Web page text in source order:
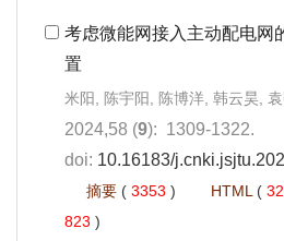
考虑微能网接入主动配电网
置
米阳, 陈宇阳, 陈博洋, 韩云昊,
2024,58 (9): 1309-1322.
doi: 10.16183/
摘要 ( 3353 ) HTML ( 32
823 )